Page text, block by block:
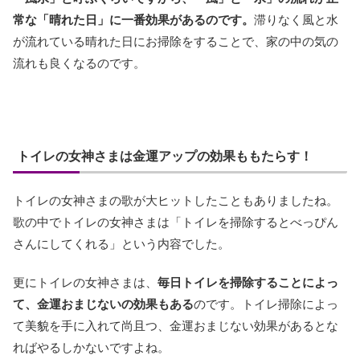
常な「晴れた日」に一番効果があるのです。 滞りなく風と水
が流れている晴れた日にお掃除をすることで、家の中の気の
流れも良くなるのです。
トイレの女神さまは金運アップの効果ももたらす！
トイレの女神さまの歌が大ヒットしたこともありましたね。
歌の中でトイレの女神さまは「トイレを掃除するとべっぴん
さんにしてくれる」という内容でした。
更にトイレの女神さまは、 毎日トイレを掃除することによっ
て、金運おまじないの効果もあるのです。トイレ掃除によっ
て美貌を手に入れて尚且つ、金運おまじない効果があるとな
ればやるしかないですよね。